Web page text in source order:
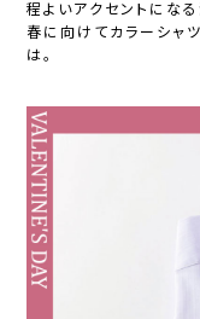
程よいアクセントにな
春に向けてカラーシャ
は。